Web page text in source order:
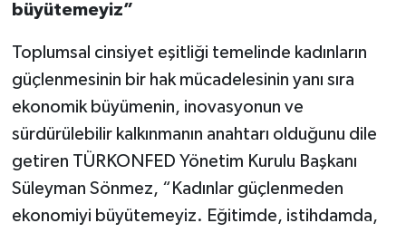
büyütemeyiz”
Toplumsal cinsiyet eşitliği temelinde kadınların
güçlenmesinin bir hak mücadelesinin yanı sıra
ekonomik büyümenin, inovasyonun ve
sürdürülebilir kalkınmanın anahtarı olduğunu dile
getiren TÜRKONFED Yönetim Kurulu Başkanı
Süleyman Sönmez, “Kadınlar güçlenmeden
ekonomiyi büyütemeyiz. Eğitimde, istihdamda,